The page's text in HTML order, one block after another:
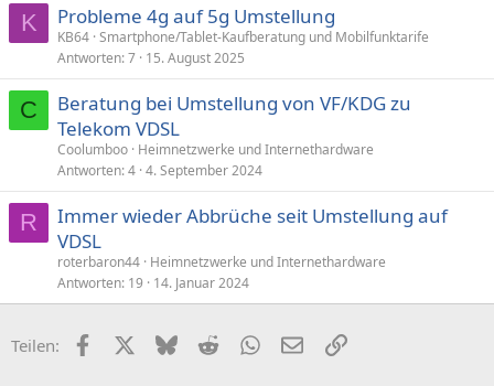
K Probleme 4g auf 5g Umstellung
KB64 Smartphone/Tablet-Kaufberatung und Mobilfunktarife
Antworten 7 15. August 2025
C
Beratung bei Umstellung von VF/KDG zu
Telekom VDSL
Coolumboo Heimnetzwerke und Internethardware
Antworten 4 4. September 2024
R
Immer wieder Abbrüche seit Umstellung auf
VDSL
roterbaron44 Heimnetzwerke und Internethardware
Antworten 19 14. Januar 2024
Teilen: FacebookX (Twitter)
BlueskyRedditWhatsApp
E-MailLink